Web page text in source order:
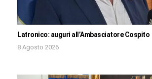
Latronico: auguri all’Ambasciatore Cospito
8 Agosto 2026